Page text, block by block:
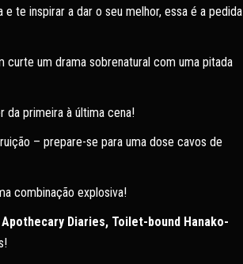
te inspirar a dar o seu melhor, essa é a pedida
curte um drama sobrenatural com uma pitada
da primeira à última cena!
– prepare-se para uma dose cavos de
combinação explosiva!
Diaries, Toilet-bound Hanako-